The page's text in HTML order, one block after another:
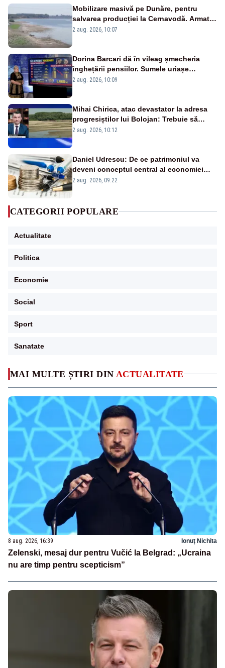
MAI MULTE ȘTIRI DIN ACTUALITATE
8 aug. 2026, 16:39 Ionuț Nichita
Zelenski, mesaj dur pentru Vučić la Belgrad: „Ucraina
nu are timp pentru scepticism”
Mobilizare masivă pe Dunăre, pentru
salvarea producției la Cernavodă. Armata
va detona o stâncă și va devia apa
2 aug. 2026, 10:07
Dorina Barcari dă în vileag șmecheria
înghețării pensiilor. Sumele uriașe
pierdute de fiecare român
2 aug. 2026, 10:09
Mihai Chirica, atac devastator la adresa
progresiștilor lui Bolojan: Trebuie să
protejăm și natura, dar nu șținem omaneii
2 aug. 2026, 10:12
Daniel Udrescu: De ce patrimoniul va
deveni conceptul central al economiei
viitoare?
2 aug. 2026, 09:22
CATEGORII POPULARE
Actualitate
Politica
Economie
Social
Sport
Sanatate